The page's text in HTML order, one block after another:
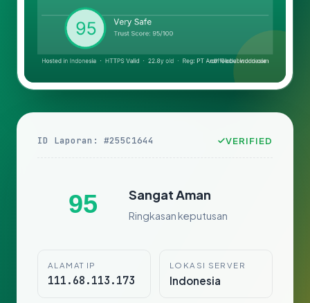
ID Laporan: #255C1644 VERIFIED
95 Sangat Aman
Ringkasan keputusan
ALAMAT IP
111.68.113.173
LOKASI SERVER
Indonesia